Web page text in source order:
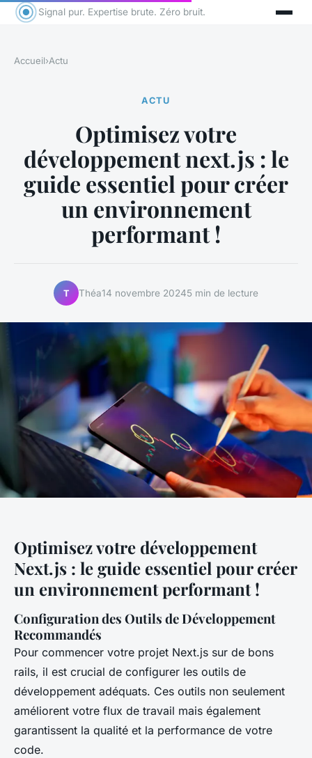
Signal pur. Expertise brute. Zéro bruit.
Accueil›Actu
ACTU
Optimisez votre
développement next.js : le
guide essentiel pour créer
un environnement
performant !
T Théa14 novembre 20245 min de lecture
Optimisez votre développement
Next.js : le guide essentiel pour créer
un environnement performant !
Configuration des Outils de Développement
Recommandés
Pour commencer votre projet Next.js sur de bons
rails, il est crucial de configurer les outils de
développement adéquats. Ces outils non seulement
améliorent votre flux de travail mais également
garantissent la qualité et la performance de votre
code.